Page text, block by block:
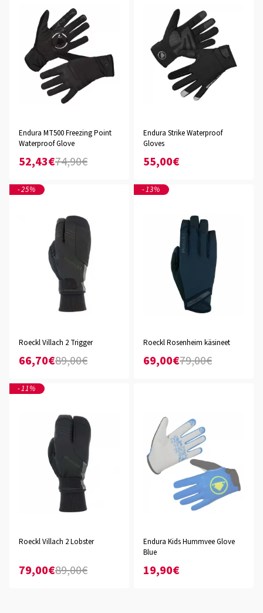
Endura MT500 Freezing Point
Waterproof Glove
52,43€74,90€
Endura Strike Waterproof
Gloves
55,00€
-25%
Roeckl Villach 2 Trigger
66,70€89,00€
-13%
Roeckl Rosenheim käsineet
69,00€79,00€
-11%
Roeckl Villach 2 Lobster
79,00€89,00€
Endura Kids Hummvee Glove
Blue
19,90€